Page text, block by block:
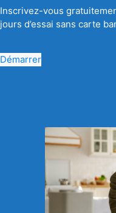
Inscrivez-vous
jours d’essai sans carte
Démarrer